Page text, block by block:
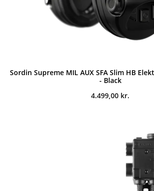
Sordin Supreme MIL AUX SFA Slim HB
- Black
4.499,00 kr.